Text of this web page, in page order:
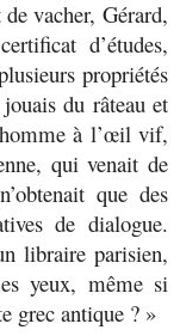
vacher, Gérard,
d’études,
propriétés
du râteau et
à l’œil vif,
qui venait de
que des
de dialogue.
libraire parisien,
yeux, même si
grec antique ? »